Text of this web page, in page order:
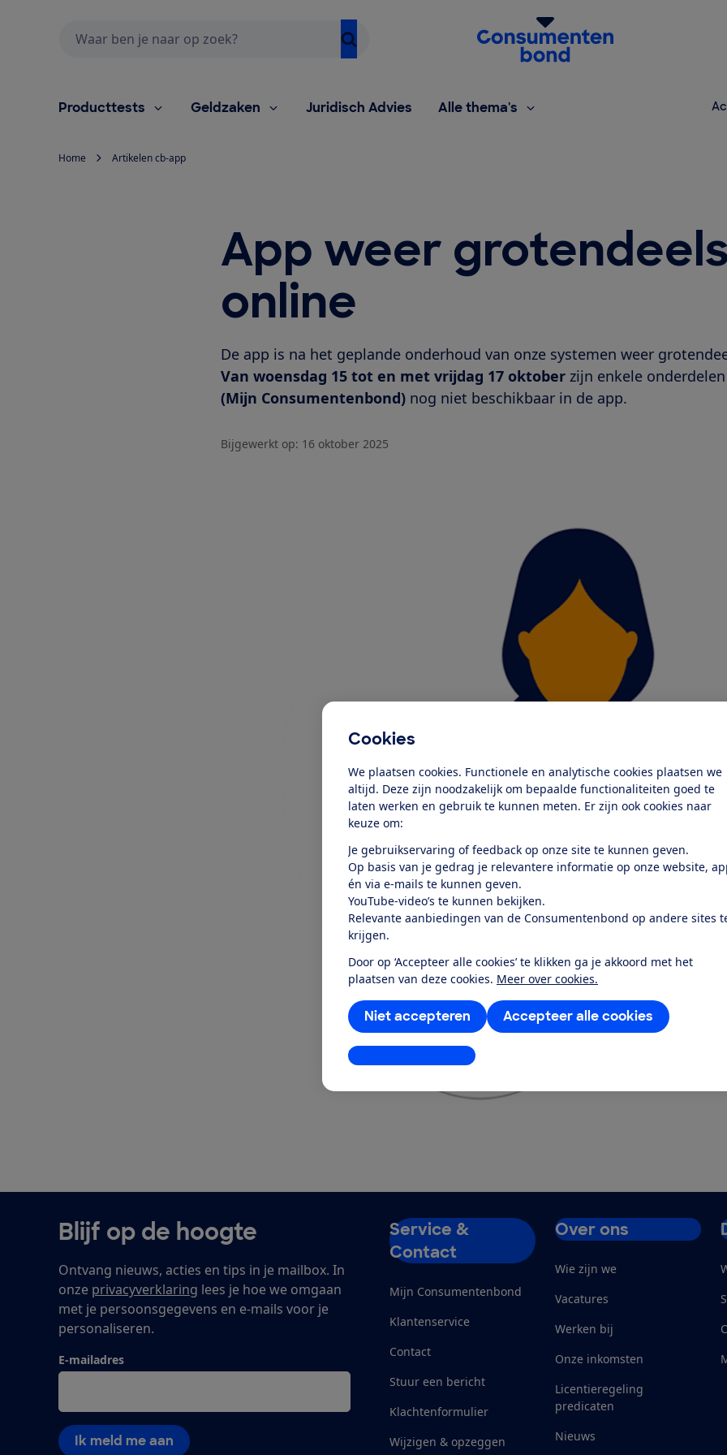
Cookies
We plaatsen cookies. Functionele en analytische cookies plaatsen we
altijd. Deze zijn noodzakelijk om bepaalde functionaliteiten goed te
laten werken en gebruik te kunnen meten. Er zijn ook cookies naar
keuze om:
Je gebruikservaring of feedback op onze site te kunnen geven.
Op basis van je gedrag je relevantere informatie op onze website,
én via e-mails te kunnen geven.
YouTube-video’s te kunnen bekijken.
Relevante aanbiedingen van de Consumentenbond op andere sites
krijgen.
Door op ‘Accepteer alle cookies’ te klikken ga je akkoord met het
plaatsen van deze cookies. Meer over cookies.
Accepteer alle cookies
Niet accepteren
Instellingen aanpassen
Homepage van de Consumentenbond
Producttests Geldzaken Juridisch Advies Alle thema's
Home Artikelen cb-app
App weer
online
De app is na het geplande onderhoud van onze systemen weer
Van woensdag 15 tot en met vrijdag 17 oktober zijn enkele
(Mijn Consumentenbond) nog niet beschikbaar in de app.
Bijgewerkt op: 16 oktober 2025
Blijf op de hoogte
Ontvang nieuws, acties en tips in je mailbox. In
onze privacyverklaring lees je hoe we omgaan
met je persoonsgegevens en e-mails voor je
personaliseren.
E-mailadres
Ik meld me aan
Service &
Contact
Mijn Consumentenbond
Klantenservice
Contact
Stuur een bericht
Klachtenformulier
Wijzigen & opzeggen
Over ons
Wie zijn we
Vacatures
Werken bij
Onze inkomsten
Licentieregeling
predicaten
Nieuws